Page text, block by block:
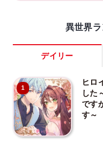
異世界
デイリー
1
ヒロ
した
です
す～